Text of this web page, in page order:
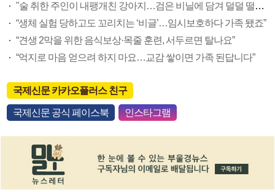
"술 취한 주인이 내팽개친 강아지…검은 비닐에 담겨 덜덜 떨었죠"
“생체 실험 당하고도 꼬리치는 ‘비글’…임시보호하다 가족 됐죠”
“견생 2막을 위한 음식보상·목줄 훈련, 서두르면 탈나요”
“억지로 마음 얻으려 하지 마요…교감 쌓이면 가족 된답니다”
국제신문 카카오플러스 친구
국제신문 공식 페이스북 인스타그램